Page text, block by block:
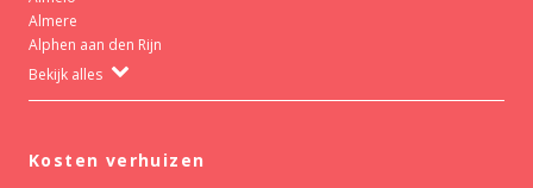
Almere
Alphen aan den Rijn
Bekijk alles
Kosten verhuizen